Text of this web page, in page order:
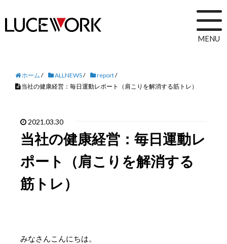
MENU
ホーム / ALLNEWS/ report/
当社の健康経営：毎日運動レポート（肩こりを解消する筋トレ）
2021.03.30
当社の健康経営：毎日運動レ
ポート（肩こりを解消する
筋トレ）
みなさんこんにちは。